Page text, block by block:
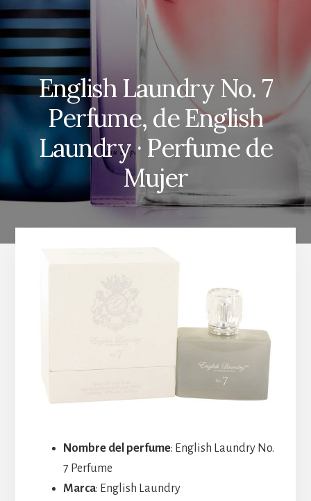
English Laundry No. 7
Perfume, de English
Laundry · Perfume de
Mujer
Nombre del perfume: English Laundry No.
7 Perfume
Marca: English Laundry